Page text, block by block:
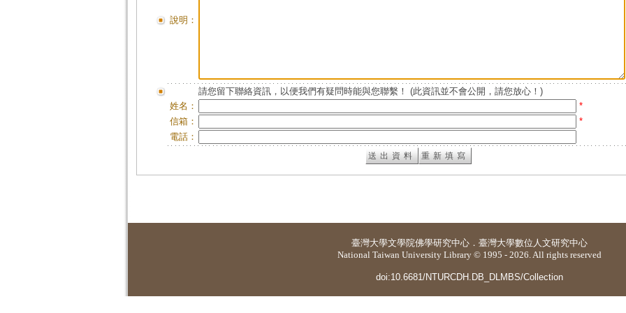
說明：
請您留下聯絡資訊，以便我們有疑問時能與您聯繫！ (此資訊並不會公開，請您放心！)
姓名：
*
信箱：
*
電話：
臺灣大學文學院佛學研究中心 ． 臺灣大學數位人文研究中心
National Taiwan University Library © 1995 - 2026. All rights reserved
doi:10.6681/NTURCDH.DB_DLMBS/Collection